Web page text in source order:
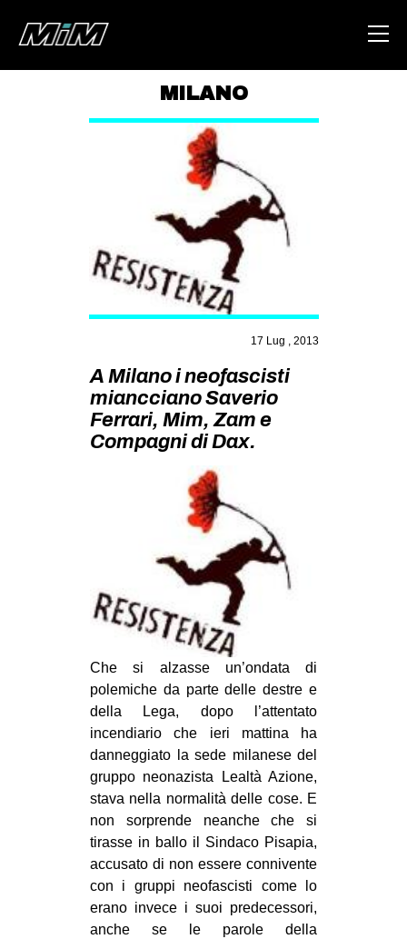
ABOUT
AREA
DEGENERAZIONE
GAZA FREESTYLE
CSOA LAMBRETTA
MSM
ZAM
MILANO
MOBILITAZIONI
SPAZI
SPORT POPOLARE
MOVIMENTI
AMBIENTE
ANTIFASCISMO
DIRITTO ALL’ABITARE
GENERI
MIGRAZIONI
PRECARIATO
REPRESSIONE
STUDENTI
ARTE
CINEMA
MANIFESTI
MILANO
17 Lug , 2013
A Milano i neofascisti
miancciano Saverio
Ferrari, Mim, Zam e
Compagni di Dax.
Che si alzasse un’ondata di
polemiche da parte delle destre e
della Lega, dopo l’attentato
incendiario che ieri mattina ha
danneggiato la sede milanese del
gruppo neonazista Lealtà Azione,
stava nella normalità delle cose. E
non sorprende neanche che si
tirasse in ballo il Sindaco Pisapia,
accusato di non essere connivente
con i gruppi neofascisti come lo
erano invece i suoi predecessori,
anche se le parole della